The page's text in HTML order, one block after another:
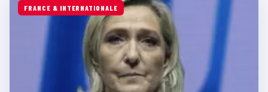
FRANCE & INTERNATIONALE